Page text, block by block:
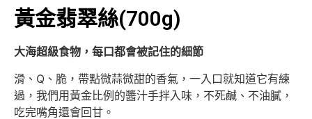
黃金翡翠絲(700g)
大海超級食物，每口都會被記住的細節
滑、Q、脆，帶點微蒜微甜的香氣，一入口就知道它有練
過，我們用黃金比例的醬汁手拌入味，不死鹹、不油膩，
吃完嘴角還會回甘。